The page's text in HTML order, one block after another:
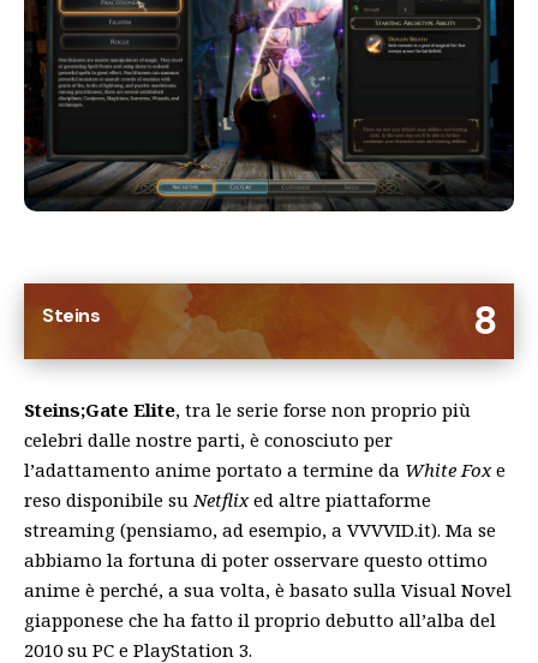
8
Steins
Steins;Gate Elite, tra le serie forse non proprio più
celebri dalle nostre parti, è conosciuto per
l’adattamento anime portato a termine da White Foxe
reso disponibile su Netflixed altre piattaforme
streaming (pensiamo, ad esempio, a VVVVID.it). Ma se
abbiamo la fortuna di poter osservare questo ottimo
anime è perché, a sua volta, è basato sulla Visual Novel
giapponese che ha fatto il proprio debutto all’alba del
2010 su PC e PlayStation 3.